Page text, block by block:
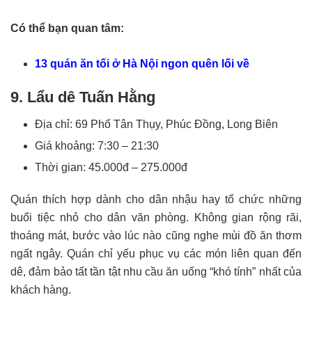
Có thể bạn quan tâm:
13 quán ăn tối ở Hà Nội ngon quên lối về
9. Lẩu dê Tuấn Hằng
Địa chỉ: 69 Phố Tân Thụy, Phúc Đồng, Long Biên
Giá khoảng: 7:30 – 21:30
Thời gian: 45.000đ – 275.000đ
Quán thích hợp dành cho dân nhậu hay tổ chức những
buổi tiệc nhỏ cho dân văn phòng. Không gian rộng rãi,
thoáng mát, bước vào lúc nào cũng nghe mùi đồ ăn thơm
ngất ngây. Quán chỉ yếu phục vụ các món liên quan đến
dê, đảm bảo tất tần tật nhu cầu ăn uống “khó tính” nhất của
khách hàng.